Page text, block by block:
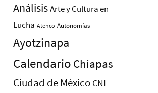
AnálisisArte y Cultura en
Lucha Atenco Autonomías
Ayotzinapa
Calendario Chiapas
Ciudad de México CNI-